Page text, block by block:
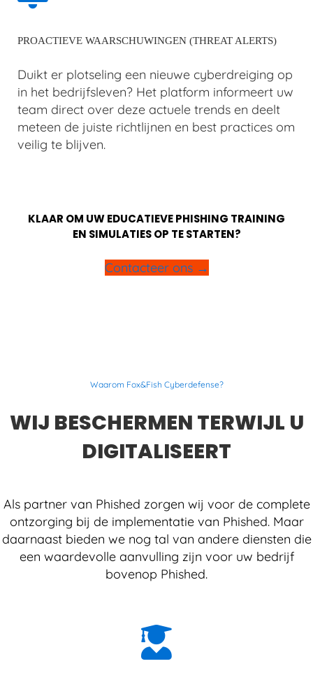
PROACTIEVE WAARSCHUWINGEN (THREAT ALERTS)
Duikt er plotseling een nieuwe cyberdreiging op
in het bedrijfsleven? Het platform informeert uw
team direct over deze actuele trends en deelt
meteen de juiste richtlijnen en best practices om
veilig te blijven.
KLAAR OM UW EDUCATIEVE PHISHING TRAINING
EN SIMULATIES OP TE STARTEN?
Contacteer ons →
Waarom Fox&Fish Cyberdefense?
WIJ BESCHERMEN TERWIJL U
DIGITALISEERT
Als partner van Phished zorgen wij voor de complete
ontzorging bij de implementatie van Phished. Maar
daarnaast bieden we nog tal van andere diensten die
een waardevolle aanvulling zijn voor uw bedrijf
bovenop Phished.